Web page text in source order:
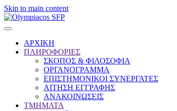
Skip to main content
ΑΡΧΙΚΗ
ΠΛΗΡΟΦΟΡΙΕΣ
ΣΚΟΠΟΣ & ΦΙΛΟΣΟΦΙΑ
ΟΡΓΑΝΟΓΡΑΜΜΑ
ΕΠΙΣΤΗΜΟΝΙΚΟΙ ΣΥΝΕΡΓΑΤΕΣ
ΑΙΤΗΣΗ ΕΓΓΡΑΦΗΣ
ΑΝΑΚΟΙΝΩΣΕΙΣ
ΤΜΗΜΑΤΑ